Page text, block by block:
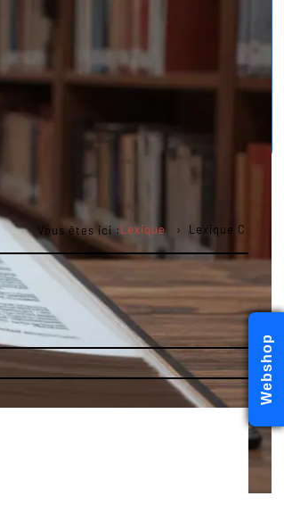
Vous êtes ici :Lexique Lexique C
Webshop